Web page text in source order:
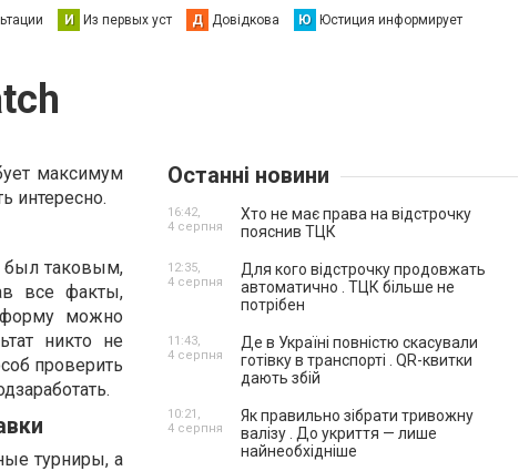
И Из первых уст Д Довідкова Ю Юстиция информирует
максимум
интересно.
был таковым,
все факты,
форму можно
никто не
проверить
турниры, а
Останні новини
Хто не має права на відстрочку
пояснив ТЦК
16:42,
4 серпня
Для кого відстрочку продовжать
автоматично . ТЦК більше не
потрібен
12:35,
4 серпня
Де в Україні повністю скасували
готівку в транспорті . QR-квитки
дають збій
11:43,
4 серпня
Як правильно зібрати тривожну
валізу . До укриття — лише
найнеобхідніше
10:21,
4 серпня